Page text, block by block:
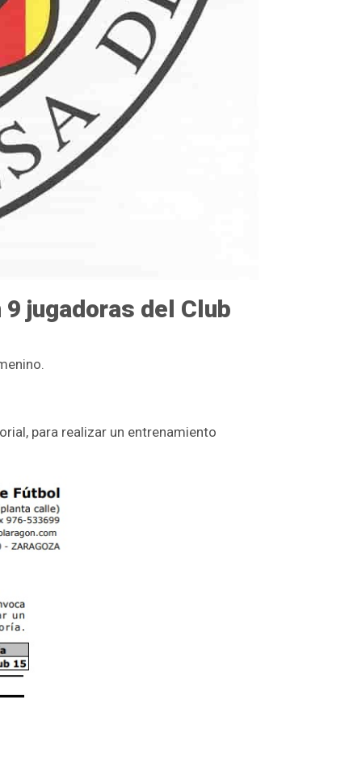
jugadoras del Club
para realizar un entrenamiento